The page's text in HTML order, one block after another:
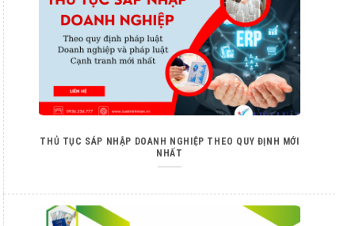
THỦ TỤC SÁP NHẬP DOANH NGHIỆP THEO QUY ĐỊNH MỚI
NHẤT